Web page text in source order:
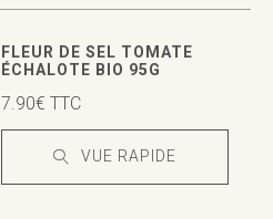
FLEUR DE SEL TOMATE
ÉCHALOTE BIO 95G
7.90€ TTC
VUE RAPIDE